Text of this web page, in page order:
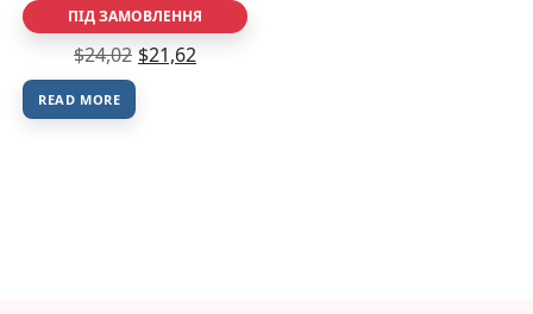
ПІД ЗАМОВЛЕННЯ
$24,02 $21,62
READ MORE